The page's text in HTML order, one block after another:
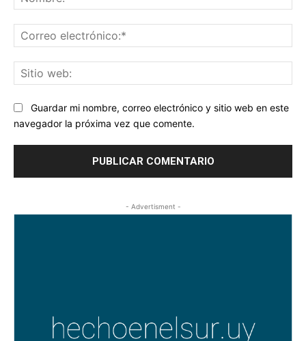
Guardar mi nombre, correo electrónico y sitio web en este
navegador la próxima vez que comente.
- Advertisment -